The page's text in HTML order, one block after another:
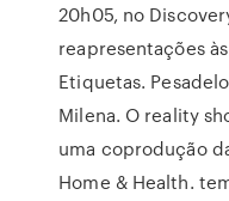
20h05, no
reapresentações
Etiquetas.
Milena. O reality
uma coprodução
Home & Health.